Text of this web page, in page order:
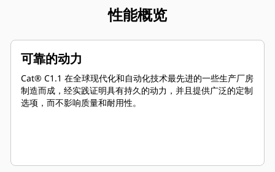
性能概览
可靠的动力
Cat® C1.1 在全球现代化和自动化技术最先进的一些生产厂房
制造而成，经实践证明具有持久的动力，并且提供广泛的定制
选项，而不影响质量和耐用性。